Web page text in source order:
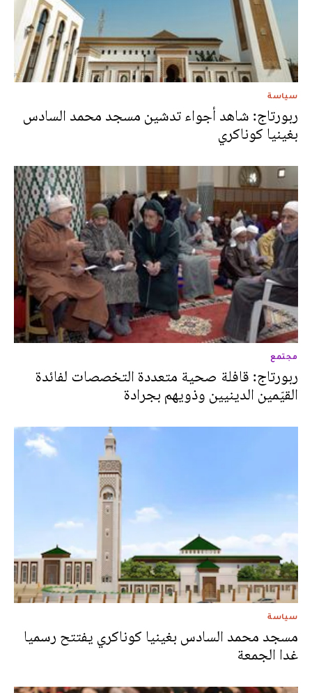
سياسة
ربورتاج: شاهد أجواء تدشين مسجد محمد السادس
بغينيا كوناكري
مجتمع
ربورتاج: قافلة صحية متعددة التخصصات لفائدة
القيّمين الدينيين وذويهم بجرادة
سياسة
مسجد محمد السادس بغينيا كوناكري يفتتح رسميا
غدا الجمعة